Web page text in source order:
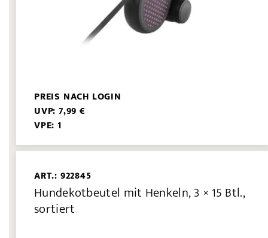
PREIS NACH LOGIN
UVP: 7,99 €
VPE: 1
ART.: 922845
Hundekotbeutel mit Henkeln, 3 × 15 Btl.,
sortiert